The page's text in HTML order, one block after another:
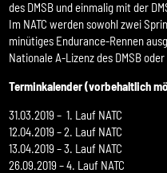
des DMSB und einmalig mit der
Im NATC werden sowohl zwei
minütiges Endurance-Rennen
Nationale A-Lizenz des DMSB
Terminkalender (vorbehaltlich
31.03.2019 – 1. Lauf NATC
12.04.2019 – 2. Lauf NATC
13.04.2019 – 3. Lauf NATC
26.09.2019 – 4. Lauf NATC